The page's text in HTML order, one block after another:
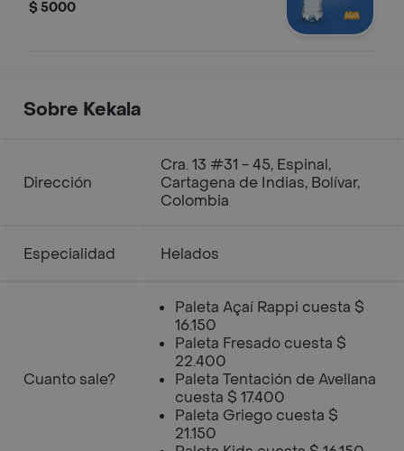
$ 5000
Sobre Kekala
Dirección
Cra. 13 #31 - 45, Espinal,
Cartagena de Indias, Bolívar,
Colombia
Especialidad Helados
Cuanto sale?
Paleta Açaí Rappi cuesta $
16.150
Paleta Fresado cuesta $
22.400
Paleta Tentación de Avellana
cuesta $ 17.400
Paleta Griego cuesta $
21.150